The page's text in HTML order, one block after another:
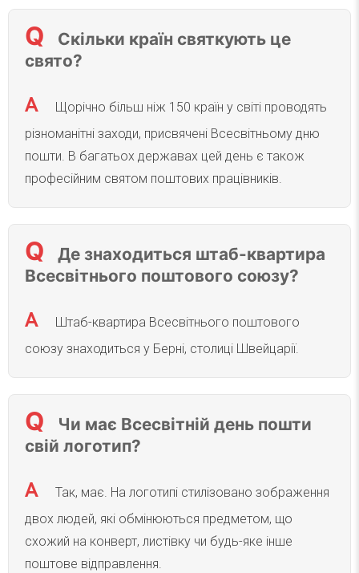
Скільки країн святкують це
свято?
Щорічно більш ніж 150 країн у світі проводять
різноманітні заходи, присвячені Всесвітньому дню
пошти. В багатьох державах цей день є також
професійним святом поштових працівників.
Де знаходиться штаб-квартира
Всесвітнього поштового союзу?
Штаб-квартира Всесвітнього поштового
союзу знаходиться у Берні, столиці Швейцарії.
Чи має Всесвітній день пошти
свій логотип?
Так, має. На логотипі стилізовано зображення
двох людей, які обмінюються предметом, що
схожий на конверт, листівку чи будь-яке інше
поштове відправлення.